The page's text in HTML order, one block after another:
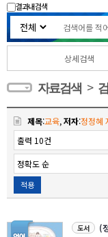
결과내 검색
상세검색
자료검색 >
제목:교육,저자:정정혜
적용
도서 (